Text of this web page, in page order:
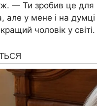
— Ти зробив це
у мене і на
чоловік у світі.